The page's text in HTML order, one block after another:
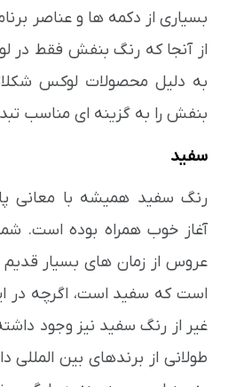
بسیاری از دکمه ها و عناصر
از آنجا که رنگ بنفش فقط در
به دلیل محصولات لوکس
بنفش را به گزینه ای مناسب
سفید
رنگ سفید همیشه با معانی
آغاز خوب همراه بوده است.
عروس از زمان های بسیار
است که سفید است، اگرچه در
غیر از رنگ سفید نیز وجود
طولانی از برندهای بین المللی